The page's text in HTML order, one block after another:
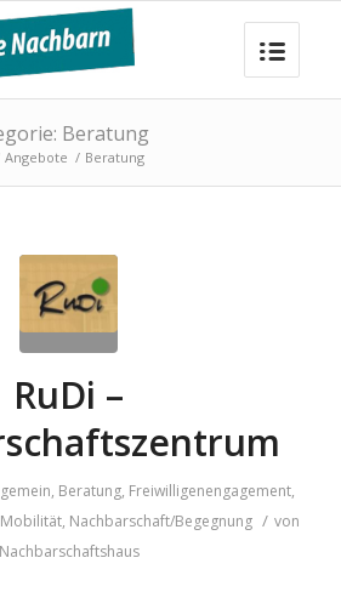
Beratung
Angebote / Beratung
RuDi –
, Beratung, Freiwilligenengagement,
Mobilität, Nachbarschaft/Begegnung / von
Nachbarschaftshaus